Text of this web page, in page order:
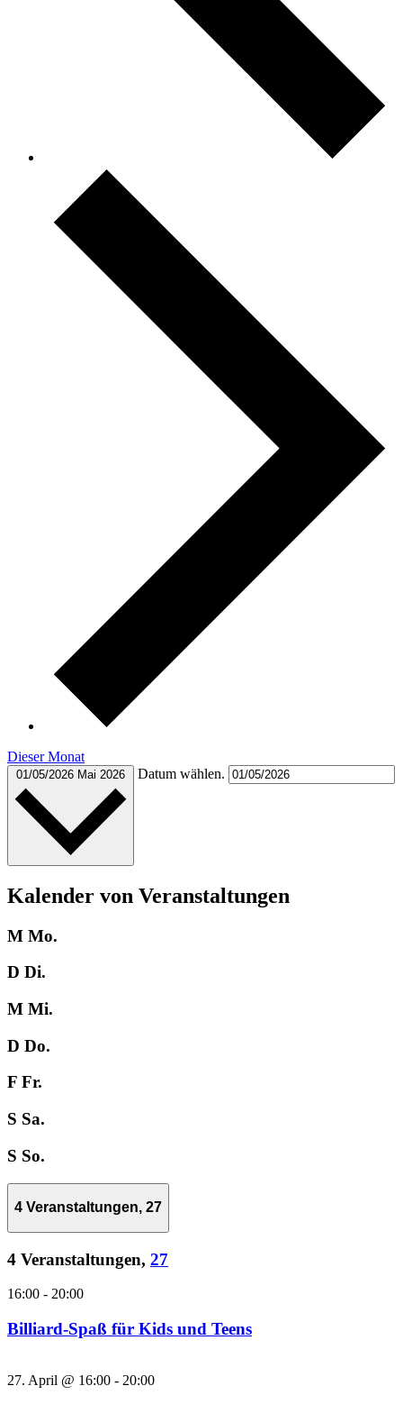
Dieser Monat
01/05/2026 Mai 2026 Datum wählen.
Kalender von Veranstaltungen
M Mo.
D Di.
M Mi.
D Do.
F Fr.
S Sa.
S So.
4 Veranstaltungen, 27
4 Veranstaltungen, 27
16:00 - 20:00
Billiard-Spaß für Kids und Teens
27. April @ 16:00 - 20:00